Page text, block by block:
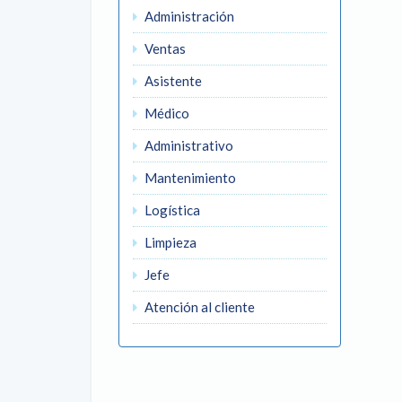
Administración
Ventas
Asistente
Médico
Administrativo
Mantenimiento
Logística
Limpieza
Jefe
Atención al cliente